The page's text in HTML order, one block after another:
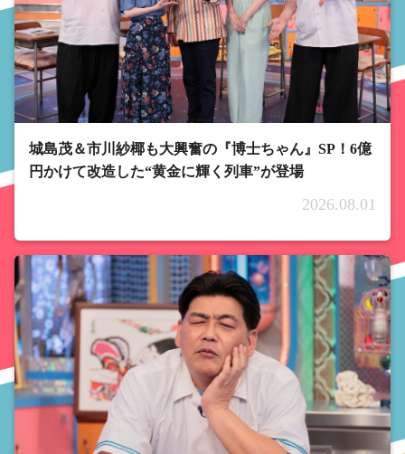
城島茂＆市川紗椰も大興奮の『博士ちゃん』SP！6億
円かけて改造した“黄金に輝く列車”が登場
2026.08.01